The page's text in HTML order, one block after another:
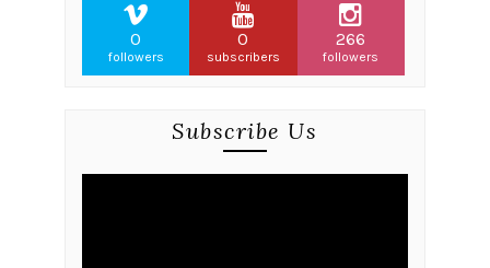
0
followers
0
subscribers
266
followers
Subscribe Us